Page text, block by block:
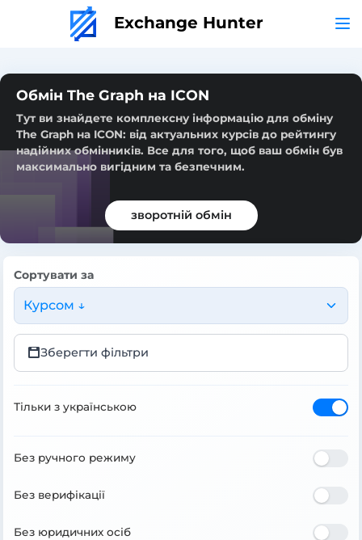
Exchange Hunter
Обмін The Graph на ICON
Тут ви знайдете комплексну інформацію для обміну
The Graph на ICON: від актуальних курсів до рейтингу
надійних обмінників. Все для того, щоб ваш обмін був
максимально вигідним та безпечним.
зворотній обмін
Сортувати за
Курсом ↓
Зберегти фільтри
Тільки з українською
Без ручного режиму
Без верифікації
Без юридичних осіб